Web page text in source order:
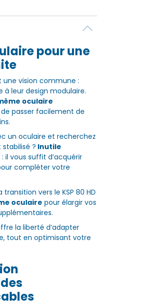
pour une
une vision commune :
à leur design modulaire.
oculaire
passer facilement de
un oculaire et recherchez
stabilisé ? Inutile
: il vous suffit d’acquérir
compléter votre
transition vers le KSP 80 HD
oculaire pour élargir vos
la liberté d’adapter
tout en optimisant votre